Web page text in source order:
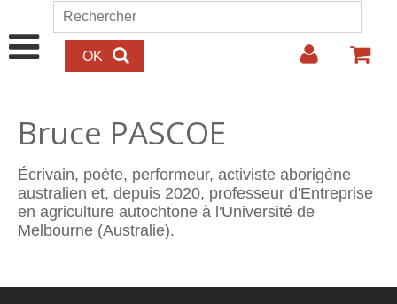
Aller au contenu principal
Formulaire de recherche
Rechercher
Bruce PASCOE
Écrivain, poète, performeur, activiste aborigène
australien et, depuis 2020, professeur d'Entreprise
en agriculture autochtone à l'Université de
Melbourne (Australie).